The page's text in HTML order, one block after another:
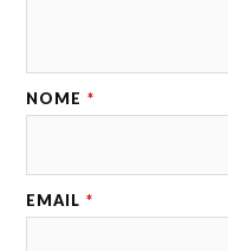
NOME *
EMAIL *